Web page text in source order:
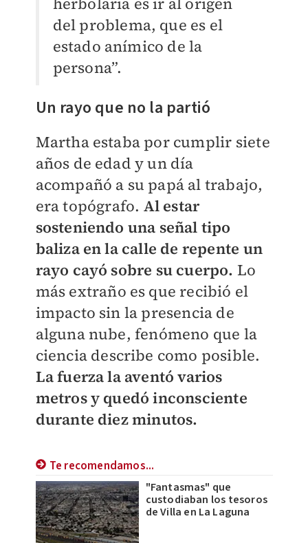
del problema, que es el
estado anímico de la
persona”.
Un rayo que no la partió
Martha estaba por cumplir siete
años de edad y un día
acompañó a su papá al trabajo,
era topógrafo. Al estar
sosteniendo una señal tipo
baliza en la calle de repente un
rayo cayó sobre su cuerpo. Lo
más extraño es que recibió el
impacto sin la presencia de
alguna nube, fenómeno que la
ciencia describe como posible.
La fuerza la aventó varios
metros y quedó inconsciente
durante diez minutos.
Te recomendamos...
"Fantasmas" que
custodiaban los tesoros
de Villa en La Laguna